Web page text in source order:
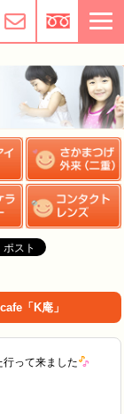
「K庵」
行って来ました